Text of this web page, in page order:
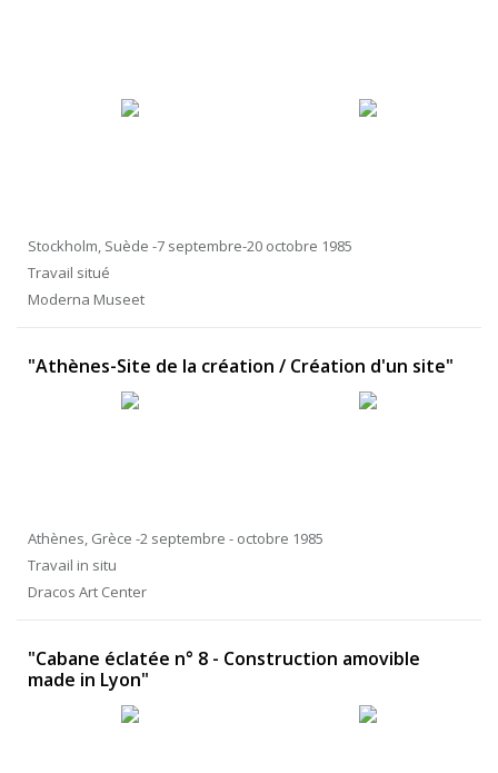
Stockholm, Suède -7 septembre-20 octobre 1985
Travail situé
Moderna Museet
"Athènes-Site de la création / Création d'un site"
Athènes, Grèce -2 septembre - octobre 1985
Travail in situ
Dracos Art Center
"Cabane éclatée n° 8 - Construction amovible
made in Lyon"